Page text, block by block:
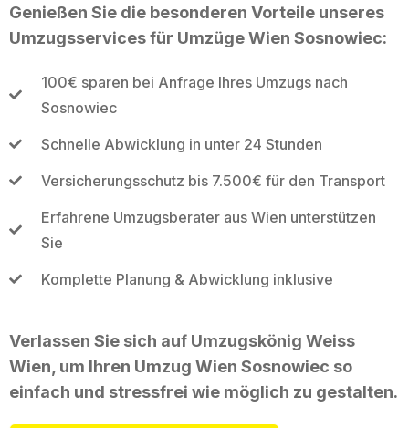
Genießen Sie die besonderen Vorteile unseres
Umzugsservices für Umzüge Wien Sosnowiec:
100€ sparen bei Anfrage Ihres Umzugs nach
Sosnowiec
Schnelle Abwicklung in unter 24 Stunden
Versicherungsschutz bis 7.500€ für den Transport
Erfahrene Umzugsberater aus Wien unterstützen
Sie
Komplette Planung & Abwicklung inklusive
Verlassen Sie sich auf Umzugskönig Weiss
Wien, um Ihren Umzug Wien Sosnowiec so
einfach und stressfrei wie möglich zu gestalten.